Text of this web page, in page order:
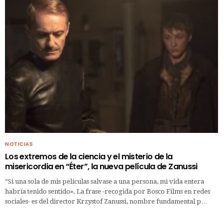
NOTICIAS
Los extremos de la ciencia y el misterio de la
misericordia en “Éter”, la nueva película de Zanussi
“Si una sola de mis películas salvase a una persona, mi vida entera
habría tenido sentido». La frase -recogida por Bosco Films en redes
sociales- es del director Krzystof Zanussi, nombre fundamental p…